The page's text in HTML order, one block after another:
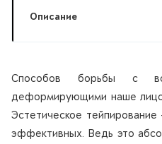
Описание
Способов борьбы с
деформирующими наше
Эстетическое
эффективных. Ведь это